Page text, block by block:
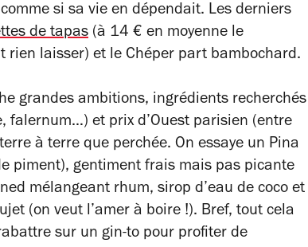
si sa vie en dépendait. Les derniers
de tapas (à 14 € en moyenne le
rien laisser) et le Chéper part bambochard.
grandes ambitions, ingrédients recherchés
falernum…) et prix d’Ouest parisien (entre
à terre que perchée. On essaye un Pina
piment), gentiment frais mais pas picante
mélangeant rhum, sirop d’eau de coco et
(on veut l’amer à boire !). Bref, tout cela
sur un gin-to pour profiter de